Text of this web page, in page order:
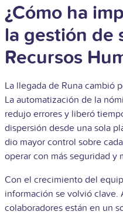
¿Cómo ha
la gestión de
Recursos
La llegada de Runa cambió
La automatización de la
redujo errores y liberó
dispersión desde una sola
dio mayor control sobre
operar con más seguridad y
Con el crecimiento del
información se volvió clave.
colaboradores están en un